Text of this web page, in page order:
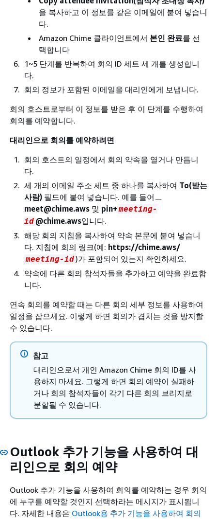
을 복사하고 이 정보를 같은 이메일에 붙여 넣습니
다.
Amazon Chime 클라이언트에서 본인 완료를 선
택합니다
1~5 단계를 반복하여 회의 ID 세트 세 개를 생성합니
다.
회의 정보가 포함된 이메일을 대리인에게 보냅니다.
회의 호스트로부터 이 정보를 받은 후 이 단계를 수행하여
회의를 예약합니다.
대리인으로 회의를 예약하려면
회의 호스트의 일정에서 회의 약속을 열거나 만듭니
다.
세 개의 이메일 주소 세트 중 하나를 복사하여 To(받는
사람) 필드에 붙여 넣습니다. 예를 들어ㅡ
meet@chime.aws 및 pin+ meeting-
id @chime.aws입니다.
해당 회의 지침을 복사하여 약속 본문에 붙여 넣습니
다. 지침에 회의 링크(예: https://chime.aws/
meeting-id)가 포함되어 있는지 확인하세요.
약속에 다른 회의 참석자들을 추가하고 예약을 완료합
니다.
연속 회의를 예약할 때는 다른 회의 세부 정보를 사용하여
일정을 잡으세요. 이렇게 하면 회의가 겹치는 것을 방지할
수 있습니다.
참고
대리인으로서 개인 Amazon Chime 회의 ID를 사
용하지 마세요. 그렇게 하면 회의 예약이 실패하
거나 회의 참석자들이 각기 다른 회의 브리지로
분할될 수 있습니다.
Outlook 추가 기능을 사용하여 대
리인으로 회의 예약
Outlook 추가 기능을 사용하여 회의를 예약하는 경우 회의
에 누구를 예약할 것인지 선택하라는 메시지가 표시됩니
다. 자세한 내용은 Outlook용 추가 기능을 사용하여 회의